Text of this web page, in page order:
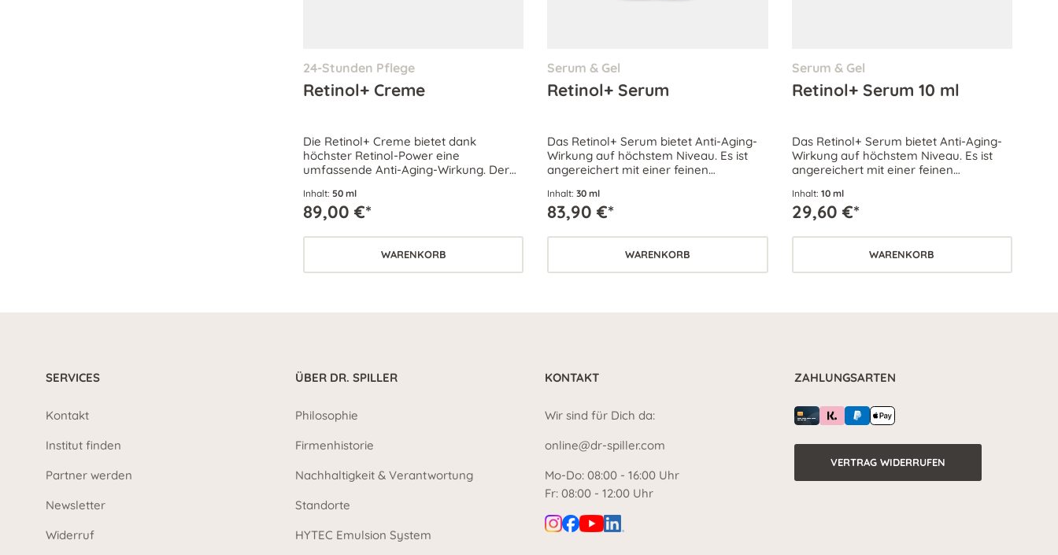
24-Stunden Pflege
Retinol+ Creme
Die Retinol+ Creme bietet dank
höchster Retinol-Power eine
umfassende Anti-Aging-Wirkung. Der
verfeinert die Hautstruktur, glättet
Falten und verleiht der Haut neue
Inhalt: 50 ml
89,00 €*
WARENKORB
Serum & Gel
Retinol+ Serum
Das Retinol+ Serum bietet Anti-Aging-
Wirkung auf höchstem Niveau. Es ist
angereichert mit einer feinen
welche das Hautbild verfeinern und
den Erholungsprozess fördern.
Inhalt:30 ml
83,90 €*
WARENKORB
Serum & Gel
Retinol+ Serum 10 ml
Das Retinol+ Serum bietet Anti-Aging-
Wirkung auf höchstem Niveau. Es ist
angereichert mit einer feinen
welche das Hautbild verfeinern und
den Erholungsprozess fördern.
Inhalt: 10 ml
29,60 €*
WARENKORB
SERVICES
Kontakt
Institut finden
Partner werden
Newsletter
Widerruf
ÜBER DR. SPILLER
Philosophie
Firmenhistorie
Nachhaltigkeit & Verantwortung
Standorte
HYTEC Emulsion System
KONTAKT
Wir sind für Dich da:
online@dr-spiller.com
Mo-Do: 08:00 - 16:00 Uhr
Fr: 08:00 - 12:00 Uhr
ZAHLUNGSARTEN
VERTRAG WIDERRUFEN